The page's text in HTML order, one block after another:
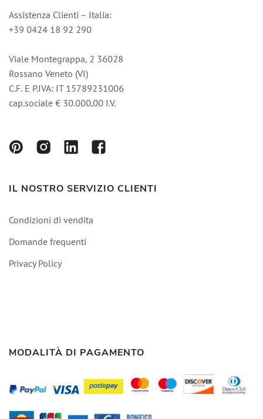
Assistenza Clienti – Italia:
+39 0424 18 92 290
Viale Montegrappa, 2 36028
Rossano Veneto (VI)
C.F. E P.IVA: IT 15789231006
cap.sociale € 30.000,00 I.V.
IL NOSTRO SERVIZIO CLIENTI
Condizioni di vendita
Domande frequenti
Privacy Policy
MODALITÀ DI PAGAMENTO